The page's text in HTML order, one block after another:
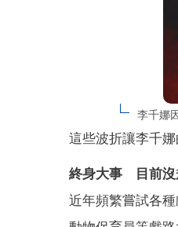
李千娜
這些波折讓李千
終身大事 目前沒
近年頻繁嘗試各